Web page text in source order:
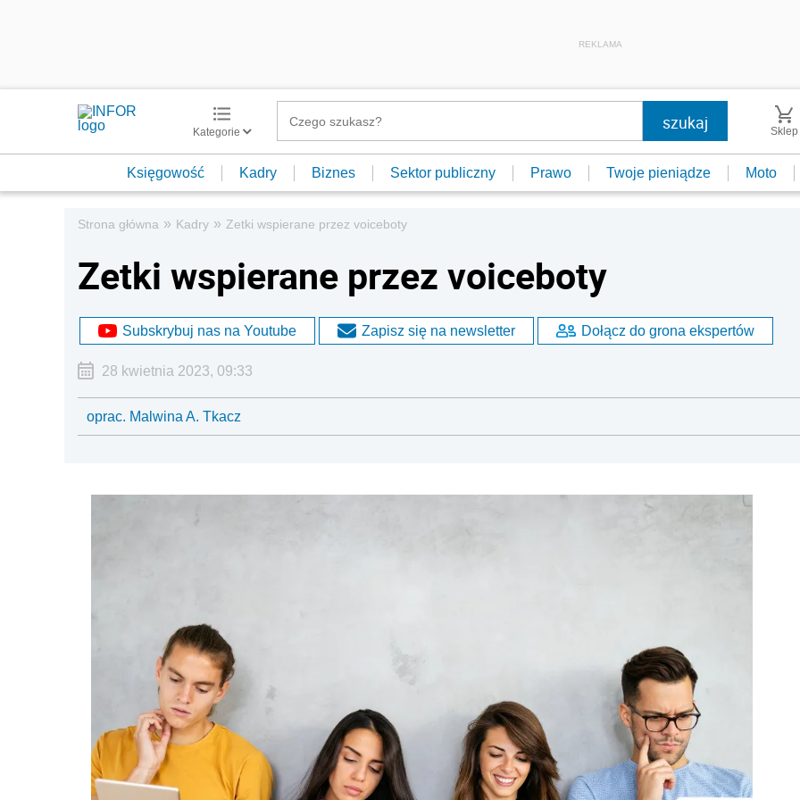
REKLAMA
Kategorie Sklep
Księgowość Kadry Biznes Sektor publiczny Prawo Twoje pieniądze Moto
Strona główna » Kadry » Zetki wspierane przez voiceboty
Zetki wspierane przez voiceboty
Subskrybuj nas na Youtube Zapisz się na newsletter Dołącz do grona ekspertów
28 kwietnia 2023, 09:33
oprac. Malwina A. Tkacz